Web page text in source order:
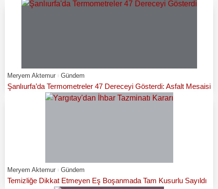
Meryem Aktemur Gündem
Şanlıurfa’da Termometreler 47 Dereceyi Gösterdi: Asfalt Mesaisi
Meryem Aktemur Gündem
Temizliğe Dikkat Etmeyen Eş Boşanmada Tam Kusurlu Sayıldı